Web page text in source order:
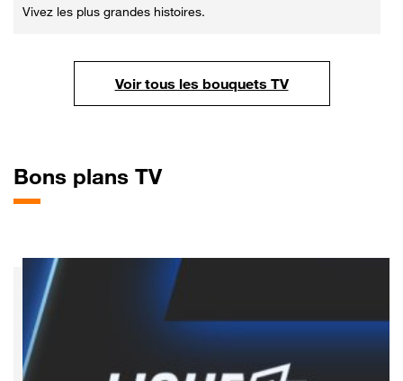
Vivez les plus grandes histoires.
Voir tous les bouquets TV
Bons plans TV